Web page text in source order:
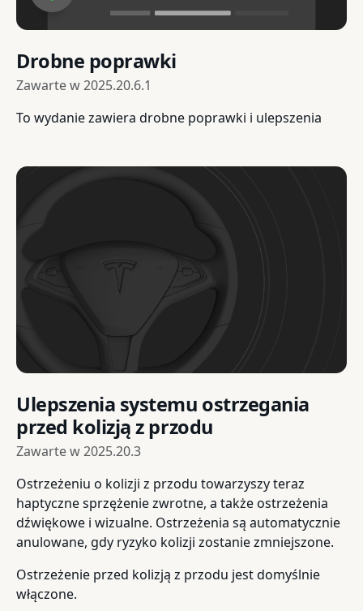
Drobne poprawki
Zawarte w2025.20.6.1
To wydanie zawiera drobne poprawki i ulepszenia
Ulepszenia systemu ostrzegania
przed kolizją z przodu
Zawarte w2025.20.3
Ostrzeżeniu o kolizji z przodu towarzyszy teraz
haptyczne sprzężenie zwrotne, a także ostrzeżenia
dźwiękowe i wizualne. Ostrzeżenia są automatycznie
anulowane, gdy ryzyko kolizji zostanie zmniejszone.
Ostrzeżenie przed kolizją z przodu jest domyślnie
włączone.